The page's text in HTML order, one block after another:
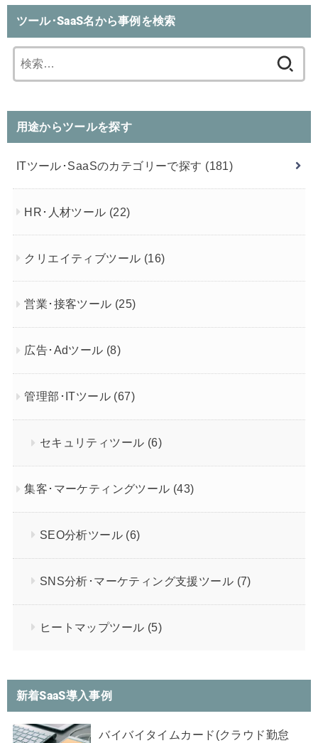
ツール･SaaS名から事例を検索
索:
用途からツールを探す
ITツール･SaaSのカテゴリーで探す (181)
HR･人材ツール (22)
クリエイティブツール (16)
営業･接客ツール (25)
広告･Adツール (8)
管理部･ITツール (67)
セキュリティツール (6)
集客･マーケティングツール (43)
SEO分析ツール (6)
SNS分析･マーケティング支援ツール (7)
ヒートマップツール (5)
新着SaaS導入事例
バイバイタイムカード(クラウド勤怠